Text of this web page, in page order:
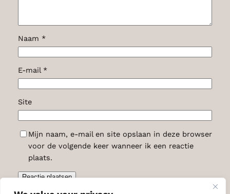
Naam *
E-mail *
Site
Mijn naam, e-mail en site opslaan in deze browser
voor de volgende keer wanneer ik een reactie
plaats.